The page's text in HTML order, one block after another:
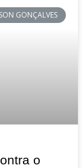
GONÇALVES
o